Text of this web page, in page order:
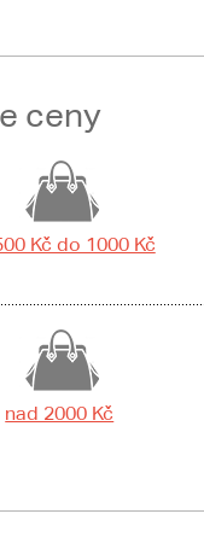
ceny
Kč do 1000 Kč
nad 2000 Kč